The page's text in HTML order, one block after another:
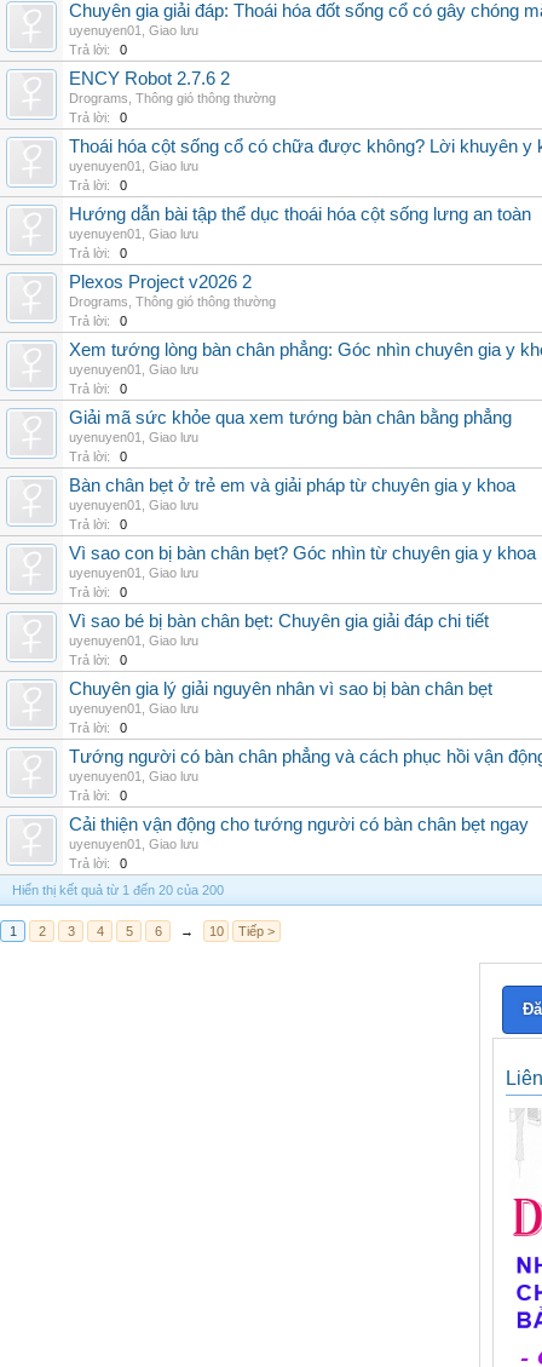
Chuyên gia giải đáp: Thoái hóa đốt sống cổ có gây chóng
uyenuyen01
Giao lưu
Trả lời:
0
ENCY Robot 2.7.6 2
Drograms Thông gió thông thường
Trả lời:
0
Thoái hóa cột sống cổ có chữa được không? Lời khuyên y
uyenuyen01
Giao lưu
Trả lời:
0
Hướng dẫn bài tập thể dục thoái hóa cột sống lưng an toàn
uyenuyen01
Giao lưu
Trả lời:
0
Plexos Project v2026 2
Drograms Thông gió thông thường
Trả lời:
0
Xem tướng lòng bàn chân phẳng: Góc nhìn chuyên gia y
uyenuyen01
Giao lưu
Trả lời:
0
Giải mã sức khỏe qua xem tướng bàn chân bằng phẳng
uyenuyen01
Giao lưu
Trả lời:
0
Bàn chân bẹt ở trẻ em và giải pháp từ chuyên gia y khoa
uyenuyen01
Giao lưu
Trả lời:
0
Vì sao con bị bàn chân bẹt? Góc nhìn từ chuyên gia y khoa
uyenuyen01
Giao lưu
Trả lời:
0
Vì sao bé bị bàn chân bẹt: Chuyên gia giải đáp chi tiết
uyenuyen01
Giao lưu
Trả lời:
0
Chuyên gia lý giải nguyên nhân vì sao bị bàn chân bẹt
uyenuyen01
Giao lưu
Trả lời:
0
Tướng người có bàn chân phẳng và cách phục hồi vận
uyenuyen01
Giao lưu
Trả lời:
0
Cải thiện vận động cho tướng người có bàn chân bẹt ngay
uyenuyen01
Giao lưu
Trả lời:
0
Hiển thị kết quả từ 1 đến 20 của 200
1 2 3 4 5 6 → 10 Tiếp >